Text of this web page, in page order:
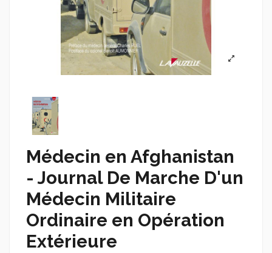
Médecin en Afghanistan
- Journal De Marche D'un
Médecin Militaire
Ordinaire en Opération
Extérieure